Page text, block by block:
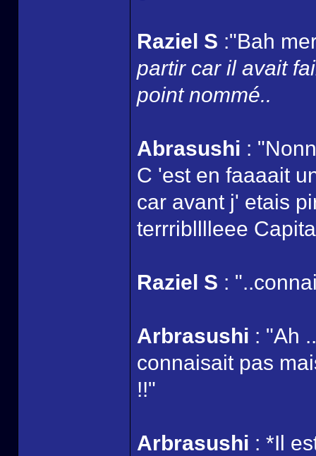
Raziel S :"Bah
partir car il avait
point nommé..
Abrasushi :
C 'est en faaaait
car avant j' etais
terrriblllleee
Raziel S :
Arbrasushi : "Ah
connaisait pas
!!"
Arbrasushi : *Il